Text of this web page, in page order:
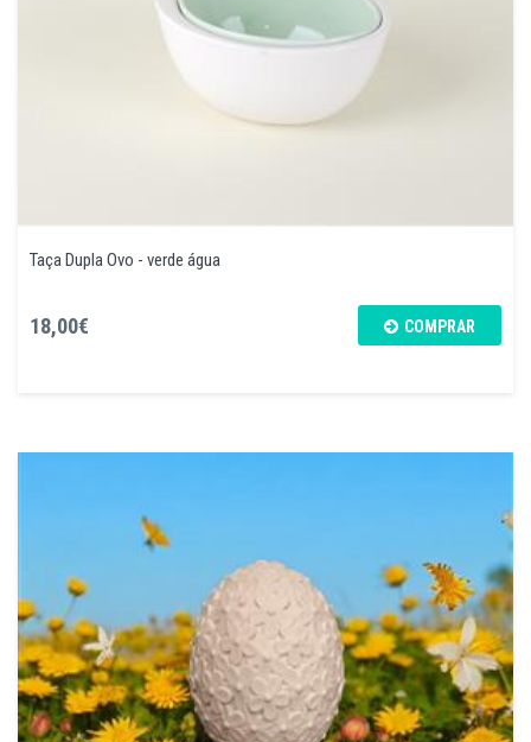
Taça Dupla Ovo - verde água
18,00€ COMPRAR